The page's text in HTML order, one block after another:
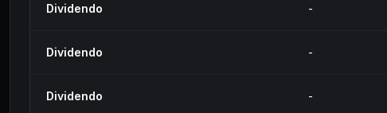
Dividendo -
Dividendo -
Dividendo -